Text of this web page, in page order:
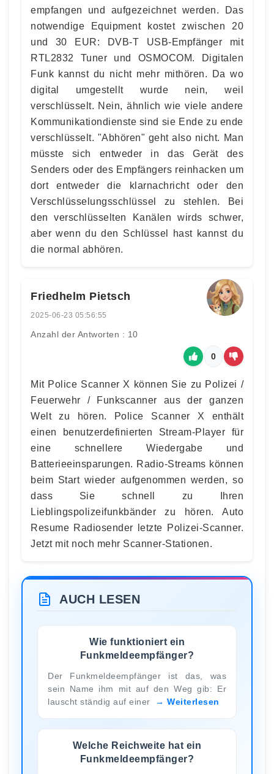
empfangen und aufgezeichnet werden. Das
notwendige Equipment kostet zwischen 20
und 30 EUR: DVB-T USB-Empfänger mit
RTL2832 Tuner und OSMOCOM. Digitalen
Funk kannst du nicht mehr mithören. Da wo
digital umgestellt wurde nein, weil
verschlüsselt. Nein, ähnlich wie viele andere
Kommunikationdienste sind sie Ende zu ende
verschlüsselt. "Abhören" geht also nicht. Man
müsste sich entweder in das Gerät des
Senders oder des Empfängers reinhacken um
dort entweder die klarnachricht oder den
Verschlüsselungsschlüssel zu stehlen. Bei
den verschlüsselten Kanälen wirds schwer,
aber wenn du den Schlüssel hast kannst du
die normal abhören.
Friedhelm Pietsch
2025-06-23 05:56:55
Anzahl der Antworten : 10
0
Mit Police Scanner X können Sie zu Polizei /
Feuerwehr / Funkscanner aus der ganzen
Welt zu hören. Police Scanner X enthält
einen benutzerdefinierten Stream-Player für
eine schnellere Wiedergabe und
Batterieeinsparungen. Radio-Streams können
beim Start wieder aufgenommen werden, so
dass Sie schnell zu Ihren
Lieblingspolizeifunkbänder zu hören. Auto
Resume Radiosender letzte Polizei-Scanner.
Jetzt mit noch mehr Scanner-Stationen.
AUCH LESEN
Wie funktioniert ein
Funkmeldeempfänger?
Der Funkmeldeempfänger ist das, was
sein Name ihm mit auf den Weg gib: Er
lauscht ständig auf einer
Weiterlesen
Welche Reichweite hat ein
Funkmeldeempfänger?